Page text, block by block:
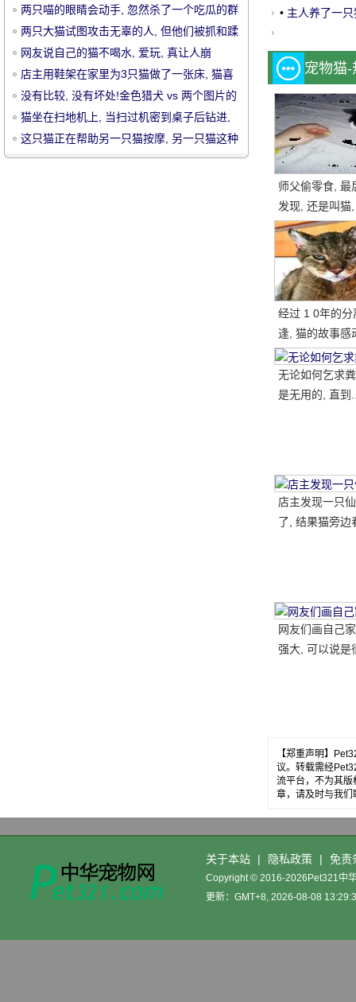
宠
• 主人养了一
宠物猫
师父偷零食, 最
发现, 还是叫猫
一块, 结果.....。
经过 1 0年的分
逢, 猫的故事感
国网民
无论如何乞求
是无用的, 直到
店主发现一只
了, 结果猫旁边
网友们画自己
强大, 可以说是
【郑重声明】
议。转载需经
流平台，不为其
章，请及时与我
可能停止笑.....。
两只喵的眼睛会动手, 忽然杀了一个吃瓜的群
众..。
两只大猫试图攻击无辜的人, 但他们被抓和蹂
躏, 胆小和谨慎..。
网友说自己的猫不喝水, 爱玩, 真让人崩
溃.....。
店主用鞋架在家里为3只猫做了一张床, 猫喜
欢它, 只是.....。
没有比较, 没有坏处!金色猎犬 vs 两个图片的
风格, 当你与喵大师相处..。
猫坐在扫地机上, 当扫过机密到桌子后钻进,
猫的反应嘲笑人.....。
这只猫正在帮助另一只猫按摩, 另一只猫这种
舒适的死亡表情, 让人发笑.....。
关于本站 | 隐私政策 | 免责
Copyright © 2016-2026Pet321中
更新：GMT+8, 2026-08-08